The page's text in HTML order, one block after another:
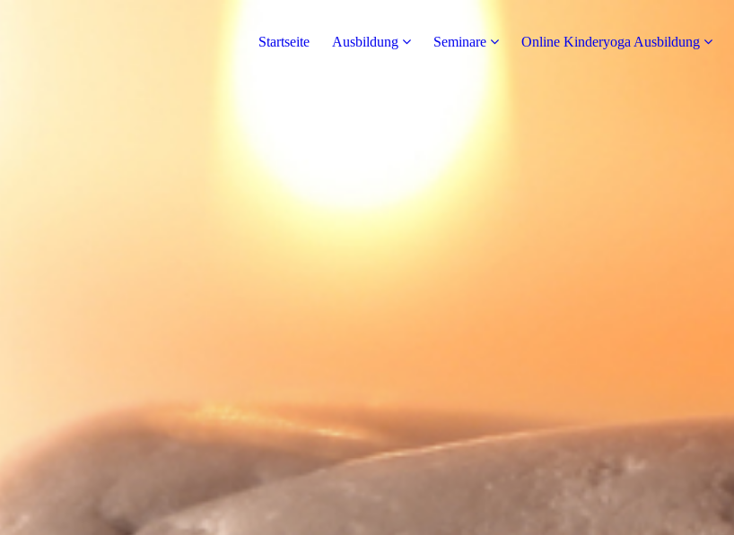
Startseite Ausbildung Seminare Online Kinderyoga Ausbildung